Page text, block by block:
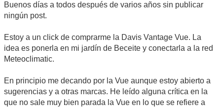
Buenos días a todos después de varios años sin publicar
ningún post.
Estoy a un click de comprarme la Davis Vantage Vue. La
idea es ponerla en mi jardín de Beceite y conectarla a la red
Meteoclimatic.
En principio me decando por la Vue aunque estoy abierto a
sugerencias y a otras marcas. He leído alguna crítica en la
que no sale muy bien parada la Vue en lo que se refiere a